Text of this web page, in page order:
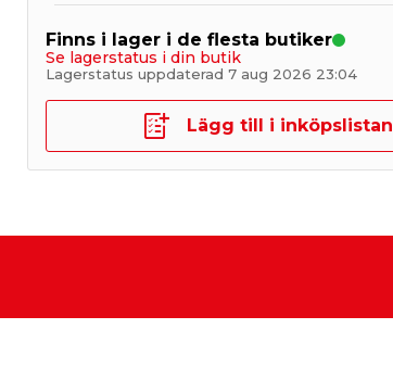
Finns i lager i de flesta butiker
Se lagerstatus i din butik
Lagerstatus uppdaterad 7 aug 2026 23:04
Lägg till i inköpslistan